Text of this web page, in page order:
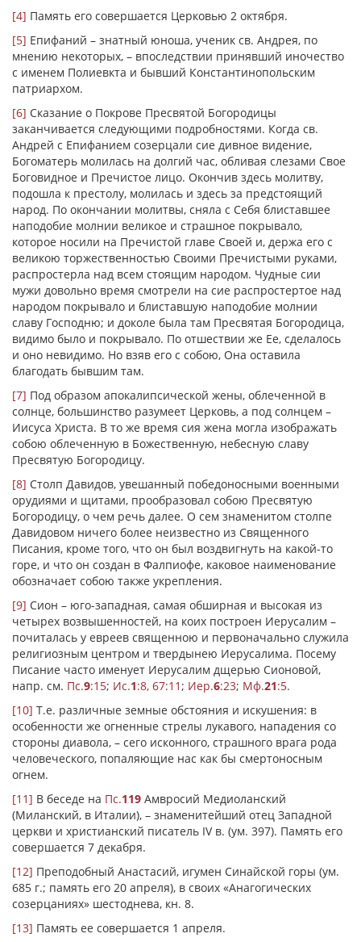
[4] Память его совершается Церковью 2 октября.
[5] Епифаний – знатный юноша, ученик св. Андрея, по
мнению некоторых, – впоследствии принявший иночество
с именем Полиевкта и бывший Константинопольским
патриархом.
[6] Сказание о Покрове Пресвятой Богородицы
заканчивается следующими подробностями. Когда св.
Андрей с Епифанием созерцали сие дивное видение,
Богоматерь молилась на долгий час, обливая слезами Свое
Боговидное и Пречистое лицо. Окончив здесь молитву,
подошла к престолу, молилась и здесь за предстоящий
народ. По окончании молитвы, сняла с Себя блиставшее
наподобие молнии великое и страшное покрывало,
которое носили на Пречистой главе Своей и, держа его с
великою торжественностью Своими Пречистыми руками,
распростерла над всем стоящим народом. Чудные сии
мужи довольно время смотрели на сие распростертое над
народом покрывало и блиставшую наподобие молнии
славу Господню; и доколе была там Пресвятая Богородица,
видимо было и покрывало. По отшествии же Ее, сделалось
и оно невидимо. Но взяв его с собою, Она оставила
благодать бывшим там.
[7] Под образом апокалипсической жены, облеченной в
солнце, большинство разумеет Церковь, а под солнцем –
Иисуса Христа. В то же время сия жена могла изображать
собою облеченную в Божественную, небесную славу
Пресвятую Богородицу.
[8] Столп Давидов, увешанный победоносными военными
орудиями и щитами, прообразовал собою Пресвятую
Богородицу, о чем речь далее. О сем знаменитом столпе
Давидовом ничего более неизвестно из Священного
Писания, кроме того, что он был воздвигнуть на какой-то
горе, и что он создан в Фалпиофе, каковое наименование
обозначает собою также укрепления.
[9] Сион – юго-западная, самая обширная и высокая из
четырех возвышенностей, на коих построен Иерусалим –
почиталась у евреев священною и первоначально служила
религиозным центром и твердынею Иерусалима. Посему
Писание часто именует Иерусалим дщерью Сионовой,
напр. см. Пс.9:15; Ис.1:8, 67:11; Иер.6:23; Мф.21:5.
[10] Т.е. различные земные обстояния и искушения: в
особенности же огненные стрелы лукавого, нападения со
стороны диавола, – сего исконного, страшного врага рода
человеческого, попаляющие нас как бы смертоносным
огнем.
[11] В беседе на Пс.119 Амвросий Медиоланский
(Миланский, в Италии), – знаменитейший отец Западной
церкви и христианский писатель IV в. (ум. 397). Память его
совершается 7 декабря.
[12] Преподобный Анастасий, игумен Синайской горы (ум.
685 г.; память его 20 апреля), в своих «Анагогических
созерцаниях» шестоднева, кн. 8.
[13] Память ее совершается 1 апреля.